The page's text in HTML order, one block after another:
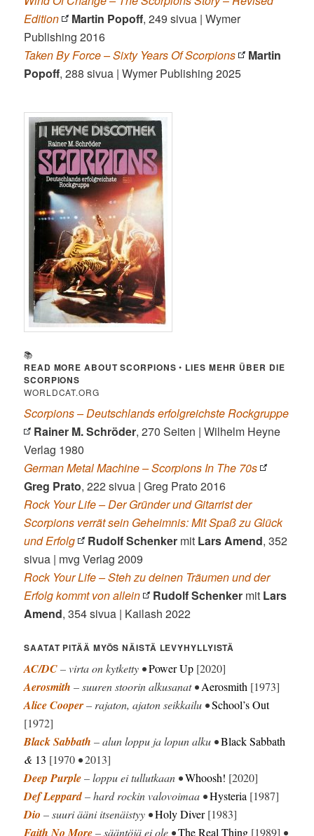
Edition
Martin Popoff, 249 sivua | Wymer
Publishing 2016
Taken By Force – Sixty Years Of Scorpions
Martin
Popoff, 288 sivua | Wymer Publishing 2025
📚
READ MORE ABOUT SCORPIONS • LIES MEHR ÜBER DIE
SCORPIONS
WORLDCAT.ORG
Scorpions – Deutschlands erfolgreichste Rockgruppe
Rainer M. Schröder, 270 Seiten | Wilhelm Heyne
Verlag 1980
German Metal Machine – Scorpions In The 70s
Greg Prato, 222 sivua | Greg Prato 2016
Rock Your Life – Der Gründer und Gitarrist der
Scorpions verrät sein Geheimnis: Mit Spaß zu Glück
und Erfolg
Rudolf Schenker mit Lars Amend, 352
sivua | mvg Verlag 2009
Rock Your Life – Steh zu deinen Träumen und der
Erfolg kommt von allein
Rudolf Schenker mit Lars
Amend, 354 sivua | Kailash 2022
SAATAT PITÄÄ MYÖS NÄISTÄ LEVYHYLLYISTÄ
AC/DC– virta on kytketty •Power Up [2020]
Aerosmith – suuren stoorin alkusanat •Aerosmith [1973]
Alice Cooper– rajaton, ajaton seikkailu •School’s Out
[1972]
Black Sabbath – alun loppu ja lopun alku •Black Sabbath
& 13 [1970 •2013]
Deep Purple– loppu ei tullutkaan •Whoosh! [2020]
Def Leppard– hard rockin valovoimaa •Hysteria [1987]
Dio – suuri ääni itsenäistyy •Holy Diver[1983]
Faith No More– sääntöjä ei ole •The Real Thing [1989] •